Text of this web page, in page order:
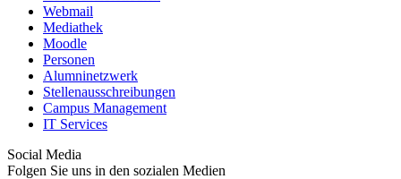
Webmail
Mediathek
Moodle
Personen
Alumninetzwerk
Stellenausschreibungen
Campus Management
IT Services
Social Media
Folgen Sie uns in den sozialen Medien